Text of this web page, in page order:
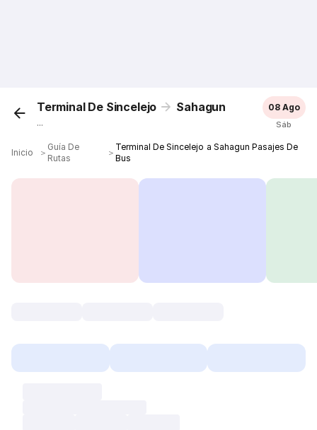
Terminal De Sincelejo Sahagun
...
08 Ago
Sáb
Inicio ＞
Guía De
Rutas
＞
Terminal De Sincelejo a Sahagun Pasajes De
Bus